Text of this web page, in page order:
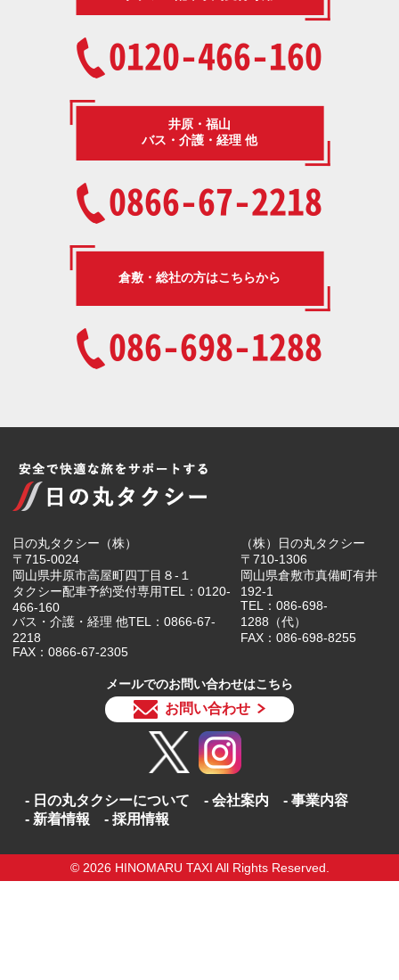
0120-466-160
井原・福山
バス・介護・経理 他
0866-67-2218
倉敷・総社の方はこちらから
086-698-1288
日の丸タクシー（株）
〒715-0024
岡山県井原市高屋町四丁目８-１
タクシー配車予約受付専用TEL：0120-
466-160
バス・介護・経理 他TEL：0866-67-
2218
FAX：0866-67-2305
（株）日の丸タクシー
〒710-1306
岡山県倉敷市真備町有井
192-1
TEL：086-698-
1288（代）
FAX：086-698-8255
メールでのお問い合わせはこちら
お問い合わせ
日の丸タクシーについて 会社案内
事業内容
新着情報
採用情報
© 2026 HINOMARU TAXI All Rights Reserved.